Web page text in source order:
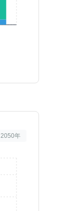
2050年